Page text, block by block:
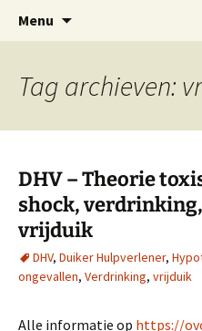
inhoud
OVOS
Oost-Vlaamse
Menu
Tag archieven:
DHV – Theorie
shock,
vrijduik
DHV, Duiker Hulpverlener,
ongevallen, Verdrinking, vrijduik
Alle informatie op https://